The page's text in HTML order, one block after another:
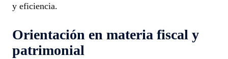
y eficiencia.
Orientación en materia fiscal y
patrimonial